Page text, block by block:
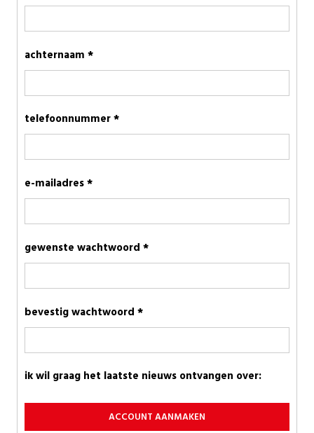
achternaam *
telefoonnummer *
e-mailadres *
gewenste wachtwoord *
bevestig wachtwoord *
ik wil graag het laatste nieuws ontvangen over:
ACCOUNT AANMAKEN